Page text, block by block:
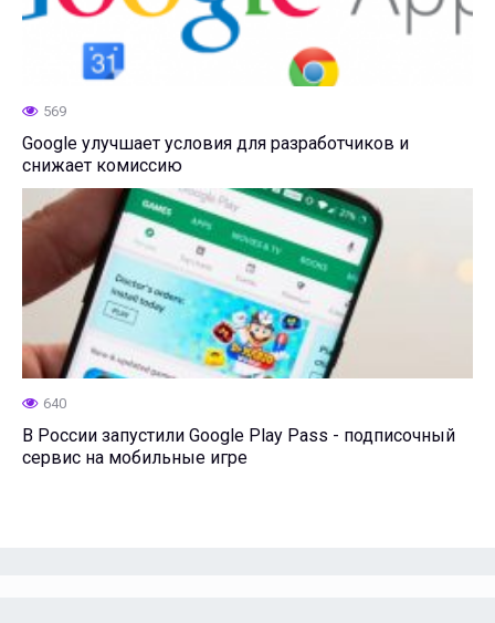
569
Google улучшает условия для разработчиков и
снижает комиссию
640
В России запустили Google Play Pass - подписочный
сервис на мобильные игре